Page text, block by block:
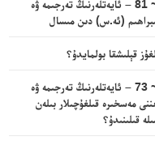
ئەنئام، 74 ~ 81 – ئايەتلەرنىڭ تەرجىمە ۋە
(ئە.س) دىن مىسال
قېلىشقا بولمايدۇ؟
ئەنئام، 69 ~ 73 – ئايەتلەرنىڭ تەرجىمە ۋە
مەسخىرە قىلغۇچىلار بىلەن
قىلىنىدۇ؟